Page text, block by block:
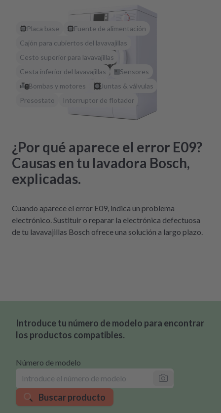
Placa base
Fuente de alimentación
Cajón para cubiertos del lavavajillas
Cesto superior para lavavajillas
Cesta inferior del lavavajillas
Sensores
Bombas y motores
Juntas & válvulas
Presostato
Interruptor de flotador
¿Por qué aparece el error E09?
Causas en tu lavadora Bosch,
explicadas.
Cuando aparece el error E09, indica un problema
electrónico. Sustituir o reparar la electrónica defectuosa
de tu lavavajillas Bosch ofrece una solución a largo plazo.
Introduce tu número de modelo para encontrar
los productos compatibles.
Número de modelo
Buscar producto